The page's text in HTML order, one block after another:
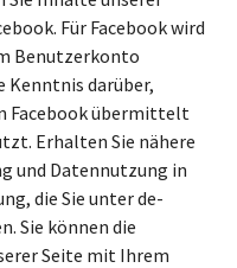
Für Facebook wird
Benutzerkonto
Kenntnis darüber,
Facebook übermittelt
Erhalten Sie nähere
und Datennutzung in
die Sie unter de-
Sie können die
Seite mit Ihrem